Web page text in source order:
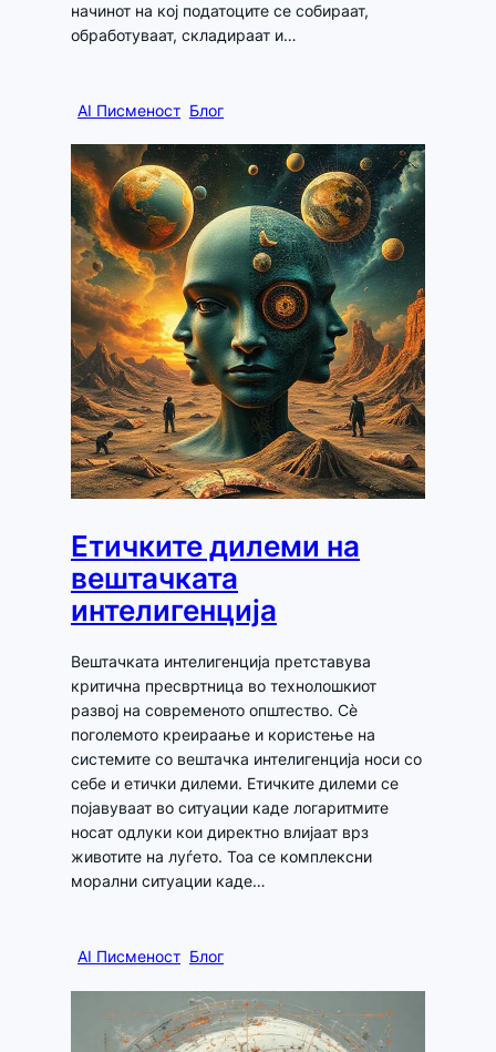
начинот на кој податоците се собираат,
обработуваат, складираат и…
AI Писменост Блог
Етичките дилеми на
вештачката
интелигенција
Вештачката интелигенција претставува
критична пресвртница во технолошкиот
развој на современото општество. Сè
поголемото креираање и користење на
системите со вештачка интелигенција носи со
себе и етички дилеми. Етичките дилеми се
појавуваат во ситуации каде логаритмите
носат одлуки кои директно влијаат врз
животите на луѓето. Тоа се комплексни
морални ситуации каде…
AI Писменост Блог